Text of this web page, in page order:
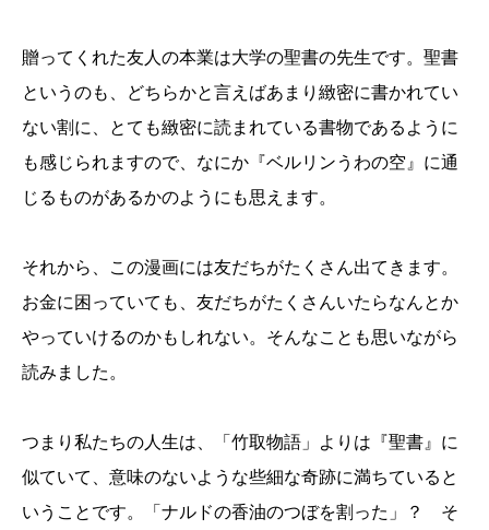
贈ってくれた友人の本業は大学の聖書の先生です。聖書
というのも、どちらかと言えばあまり緻密に書かれてい
ない割に、とても緻密に読まれている書物であるように
も感じられますので、なにか『ベルリンうわの空』に通
じるものがあるかのようにも思えます。
それから、この漫画には友だちがたくさん出てきます。
お金に困っていても、友だちがたくさんいたらなんとか
やっていけるのかもしれない。そんなことも思いながら
読みました。
つまり私たちの人生は、「竹取物語」よりは『聖書』に
似ていて、意味のないような些細な奇跡に満ちていると
いうことです。「ナルドの香油のつぼを割った」？ そ